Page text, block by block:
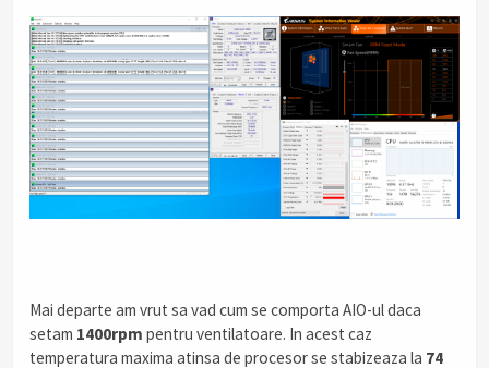
Mai departe am vrut sa vad cum se comporta AIO-ul daca
setam 1400rpm pentru ventilatoare. In acest caz
temperatura maxima atinsa de procesor se stabizeaza la 74